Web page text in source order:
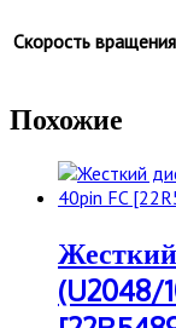
Скорость вращения
Похожие
(U2048/